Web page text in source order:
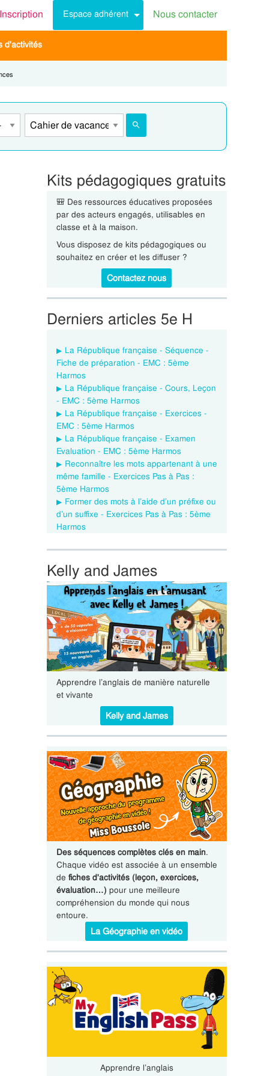
Inscription Espace adhérent Nous contacter
d'activités
Kits pédagogiques gratuits
🎒 Des ressources éducatives proposées
par des acteurs engagés, utilisables en
classe et à la maison.
Vous disposez de kits pédagogiques ou
souhaitez en créer et les diffuser ?
Contactez nous
Derniers articles 5e H
La République française - Séquence -
Fiche de préparation - EMC : 5ème
Harmos
La République française - Cours, Leçon
- EMC : 5ème Harmos
La République française - Exercices -
EMC : 5ème Harmos
La République française - Examen
Evaluation - EMC : 5ème Harmos
Reconnaître les mots appartenant à une
même famille - Exercices Pas à Pas :
5ème Harmos
Former des mots à l’aide d’un préfixe ou
d’un suffixe - Exercices Pas à Pas : 5ème
Harmos
Kelly and James
Apprendre l’anglais de manière naturelle
et vivante
Kelly and James
Des séquences complètes clés en main.
Chaque vidéo est associée à un ensemble
de fiches d'activités (leçon, exercices,
évaluation…) pour une meilleure
compréhension du monde qui nous
entoure.
La Géographie en vidéo
Apprendre l’anglais